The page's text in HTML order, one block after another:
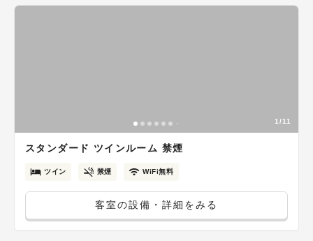
1/11
スタンダード ツインルーム 禁煙
ツイン 禁煙 WiFi無料
客室の設備・詳細をみる